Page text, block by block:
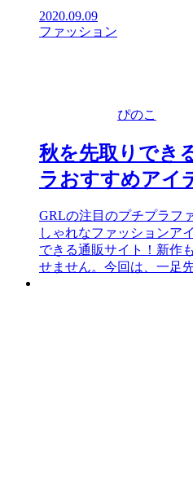
2020.09.09
ファッション
ぴのこ
秋を先取りでき
ラおすすめアイ
GRLの注目のプチプラフ
しゃれなファッションア
できる通販サイト！新作
せません。今回は、一足